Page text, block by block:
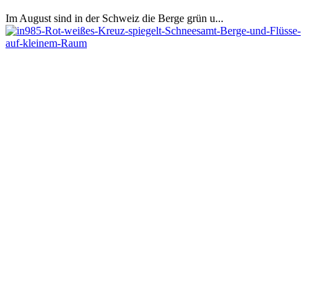
Im August sind in der Schweiz die Berge grün u...